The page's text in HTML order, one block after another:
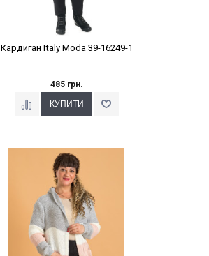
Кардиган Italy Moda 39-16249-1
485 грн.
Наклейки Варіант з %